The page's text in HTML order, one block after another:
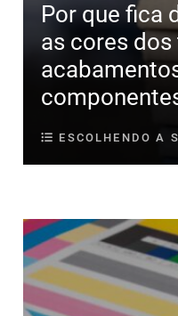
Por que fica
as cores
ESCOLHENDO A